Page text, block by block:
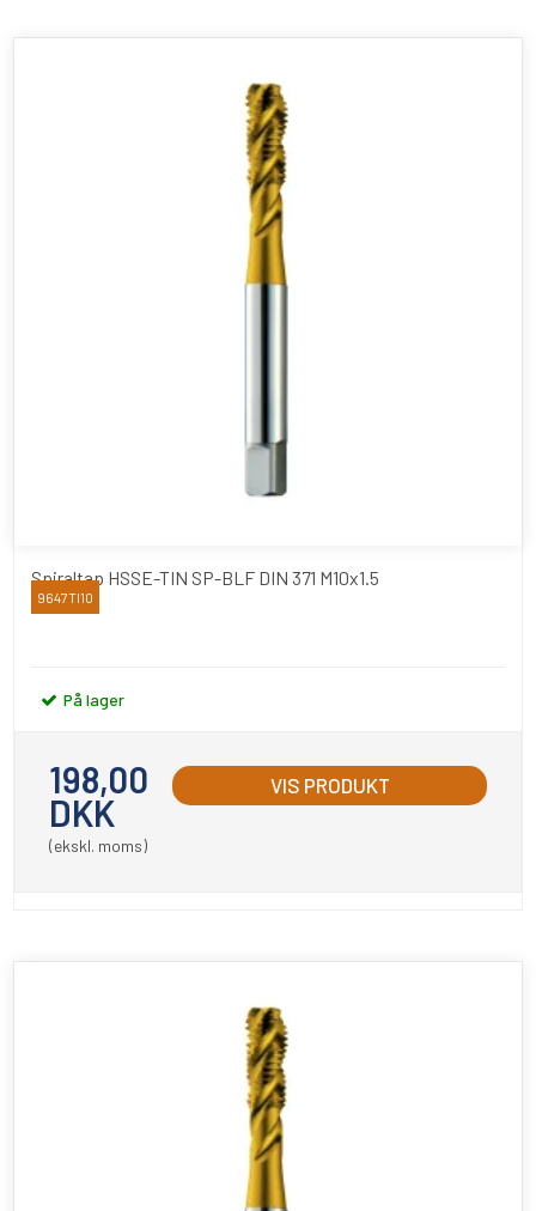
Spiraltap HSSE-TIN SP-BLF DIN 371 M10x1.5
YAMAWA
9647TI10
På lager
198,00
DKK
(ekskl. moms)
VIS PRODUKT